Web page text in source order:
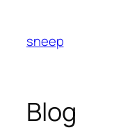
springen
sneep
Blog